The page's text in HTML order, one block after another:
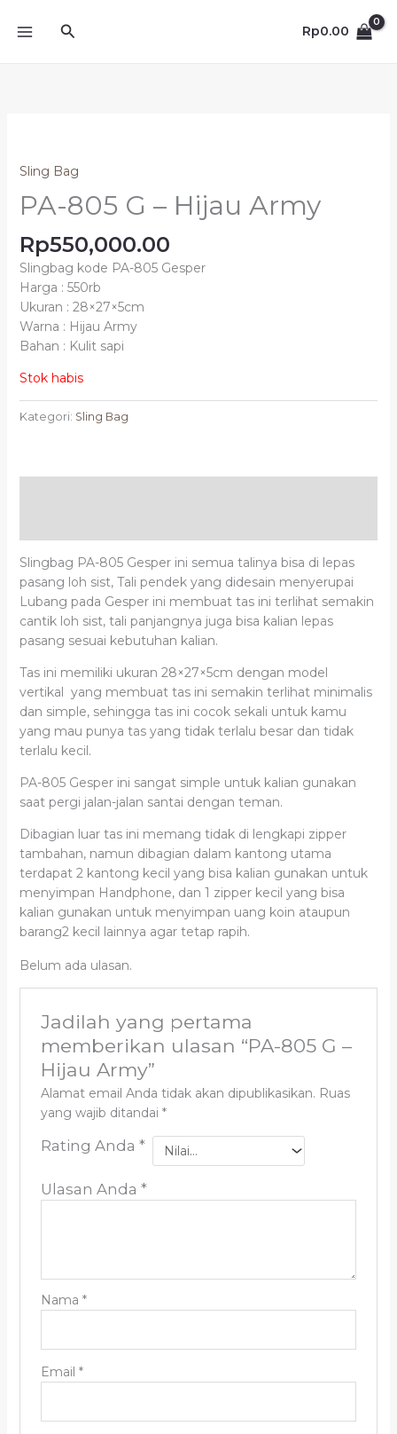
Cari Rp0.00
Sling Bag
PA-805 G – Hijau Army
Rp550,000.00
Slingbag kode PA-805 Gesper
Harga : 550rb
Ukuran : 28×27×5cm
Warna : Hijau Army
Bahan : Kulit sapi
Stok habis
Kategori: Sling Bag
Slingbag PA-805 Gesper ini semua talinya bisa di lepas
pasang loh sist, Tali pendek yang didesain menyerupai
Lubang pada Gesper ini membuat tas ini terlihat semakin
cantik loh sist, tali panjangnya juga bisa kalian lepas
pasang sesuai kebutuhan kalian.
Tas ini memiliki ukuran 28×27×5cm dengan model
vertikal yang membuat tas ini semakin terlihat minimalis
dan simple, sehingga tas ini cocok sekali untuk kamu
yang mau punya tas yang tidak terlalu besar dan tidak
terlalu kecil.
PA-805 Gesper ini sangat simple untuk kalian gunakan
saat pergi jalan-jalan santai dengan teman.
Dibagian luar tas ini memang tidak di lengkapi zipper
tambahan, namun dibagian dalam kantong utama
terdapat 2 kantong kecil yang bisa kalian gunakan untuk
menyimpan Handphone, dan 1 zipper kecil yang bisa
kalian gunakan untuk menyimpan uang koin ataupun
barang2 kecil lainnya agar tetap rapih.
Belum ada ulasan.
Jadilah yang pertama
memberikan ulasan “PA-805 G –
Hijau Army”
Alamat email Anda tidak akan dipublikasikan. Ruas
yang wajib ditandai *
Rating Anda *
Ulasan Anda *
Nama *
Email *